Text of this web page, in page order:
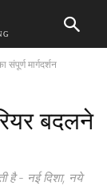
मार्गदर्शन
बदलने
है - नई दिशा, नये